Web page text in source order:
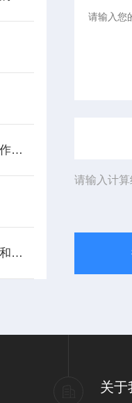
全自动微量分液仪和移液工作站的区别
全自动微量分液仪主要用途和功能
请输入计
关于